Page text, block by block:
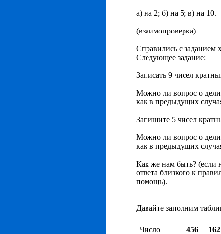
а) на 2; б) на 5; в) на 10.
(взаимопроверка)
Справились с заданием
Следующее задание:
Записать 9 чисел
Можно ли вопрос о
как в предыдущих
Запишите 5 чисел
Можно ли вопрос о
как в предыдущих
Как же нам быть? (если
ответа близкого к
помощь).
Давайте заполним
Число 456 162